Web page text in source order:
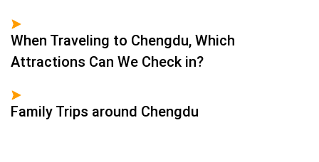
When Traveling to Chengdu, Which
Attractions Can We Check in?
Family Trips around Chengdu